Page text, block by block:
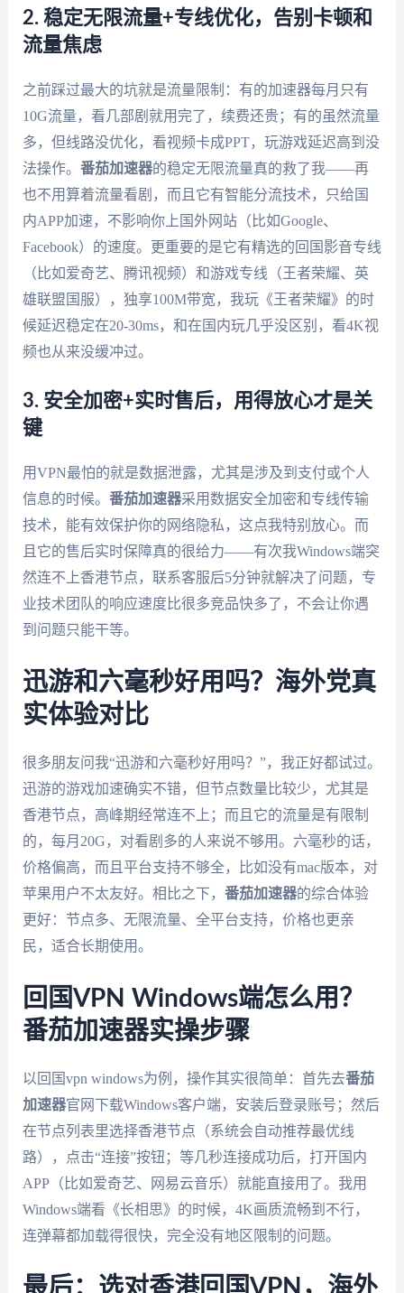
2. 稳定无限流量+专线优化，告别卡顿和
流量焦虑
之前踩过最大的坑就是流量限制：有的加速器每月只有
10G流量，看几部剧就用完了，续费还贵；有的虽然流量
多，但线路没优化，看视频卡成PPT，玩游戏延迟高到没
法操作。 番茄加速器的稳定无限流量真的救了我——再
也不用算着流量看剧，而且它有智能分流技术，只给国
内APP加速，不影响你上国外网站（比如Google、
Facebook）的速度。更重要的是它有精选的回国影音专线
（比如爱奇艺、腾讯视频）和游戏专线（王者荣耀、英
雄联盟国服），独享100M带宽，我玩《王者荣耀》的时
候延迟稳定在20-30ms，和在国内玩几乎没区别，看4K视
频也从来没缓冲过。
3. 安全加密+实时售后，用得放心才是关
键
用VPN最怕的就是数据泄露，尤其是涉及到支付或个人
信息的时候。 番茄加速器采用数据安全加密和专线传输
技术，能有效保护你的网络隐私，这点我特别放心。而
且它的售后实时保障真的很给力——有次我Windows端突
然连不上香港节点，联系客服后5分钟就解决了问题，专
业技术团队的响应速度比很多竞品快多了，不会让你遇
到问题只能干等。
迅游和六毫秒好用吗？海外党真
实体验对比
很多朋友问我“迅游和六毫秒好用吗？”，我正好都试过。
迅游的游戏加速确实不错，但节点数量比较少，尤其是
香港节点，高峰期经常连不上；而且它的流量是有限制
的，每月20G，对看剧多的人来说不够用。六毫秒的话，
价格偏高，而且平台支持不够全，比如没有mac版本，对
苹果用户不太友好。相比之下， 番茄加速器的综合体验
更好：节点多、无限流量、全平台支持，价格也更亲
民，适合长期使用。
回国VPN Windows端怎么用？
番茄加速器实操步骤
以回国vpn windows为例，操作其实很简单：首先去番茄
加速器官网下载Windows客户端，安装后登录账号；然后
在节点列表里选择香港节点（系统会自动推荐最优线
路），点击“连接”按钮；等几秒连接成功后，打开国内
APP（比如爱奇艺、网易云音乐）就能直接用了。我用
Windows端看《长相思》的时候，4K画质流畅到不行，
连弹幕都加载得很快，完全没有地区限制的问题。
最后：选对香港回国VPN，海外